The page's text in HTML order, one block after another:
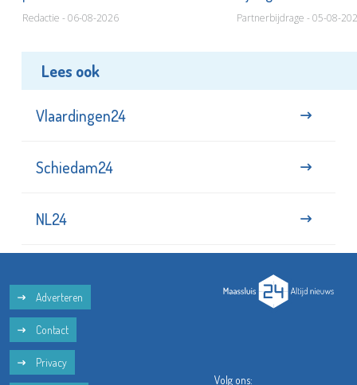
Redactie - 06-08-2026 Partnerbijdrage - 05-08-
Lees ook
Vlaardingen24
Schiedam24
NL24
Adverteren
Contact
Privacy
Volg ons: